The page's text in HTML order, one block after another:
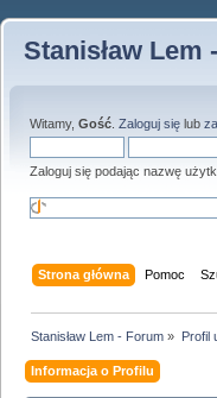
Stanisław Lem
Witamy, Gość Zaloguj się lub
Zaloguj się podając nazwę
Strona główna Pomoc
Stanisław Lem - Forum » Profil
Informacja o Profilu